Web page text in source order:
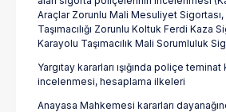
Araçlar Zorunlu Mali Mesuliyet
Taşımacılığı Zorunlu Koltuk Ferdi Kaza
Karayolu Taşımacılık Mali Sorumluluk
Yargıtay kararları ışığında poliçe teminat
incelenmesi, hesaplama ilkeleri
Anayasa Mahkemesi kararları